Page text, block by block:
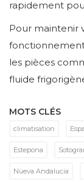
rapidement
Pour maintenir
les pièces
fluide
MOTS CLÉS
climatisation
Estepona
Nueva Andalucia